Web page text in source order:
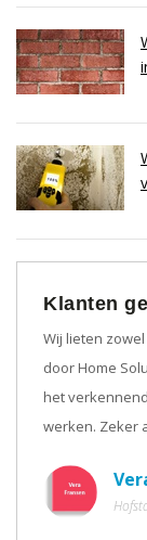
Klanten
Wij lieten
door Home
het
werken. Zeker